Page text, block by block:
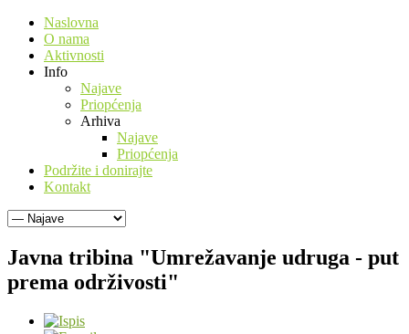
Naslovna
O nama
Aktivnosti
Info
Najave
Priopćenja
Arhiva
Najave
Priopćenja
Podržite i donirajte
Kontakt
Javna tribina "Umrežavanje udruga - put
prema održivosti"